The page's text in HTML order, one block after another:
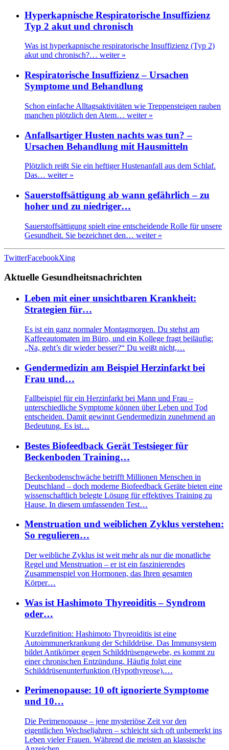
Hyperkapnische Respiratorische Insuffizienz
Typ 2 akut und chronisch
Was ist hyperkapnische respiratorische Insuffizienz (Typ 2)
akut und chronisch?… weiter »
Respiratorische Insuffizienz – Ursachen
Symptome und Behandlung
Schon einfache Alltagsaktivitäten wie Treppensteigen rauben
manchen plötzlich den Atem… weiter »
Anfallsartiger Husten nachts was tun? –
Ursachen Behandlung mit Hausmitteln
Plötzlich reißt Sie ein heftiger Hustenanfall aus dem Schlaf.
Das… weiter »
Sauerstoffsättigung ab wann gefährlich – zu
hoher und zu niedriger…
Sauerstoffsättigung spielt eine entscheidende Rolle für unsere
Gesundheit. Sie bezeichnet den… weiter »
TwitterFacebookXing
Aktuelle Gesundheitsnachrichten
Leben mit einer unsichtbaren Krankheit:
Strategien für…
Es ist ein ganz normaler Montagmorgen. Du stehst am
Kaffeeautomaten im Büro, und ein Kollege fragt beiläufig:
„Na, geht’s dir wieder besser?“ Du weißt nicht,…
Gendermedizin am Beispiel Herzinfarkt bei
Frau und…
Fallbeispiel für ein Herzinfarkt bei Mann und Frau –
unterschiedliche Symptome können über Leben und Tod
entscheiden. Damit gewinnt Gendermedizin zunehmend an
Bedeutung. Es ist…
Bestes Biofeedback Gerät Testsieger für
Beckenboden Training…
Beckenbodenschwäche betrifft Millionen Menschen in
Deutschland – doch moderne Biofeedback Geräte bieten eine
wissenschaftlich belegte Lösung für effektives Training zu
Hause. In diesem umfassenden Test…
Menstruation und weiblichen Zyklus verstehen:
So regulieren…
Der weibliche Zyklus ist weit mehr als nur die monatliche
Regel und Menstruation – er ist ein faszinierendes
Zusammenspiel von Hormonen, das Ihren gesamten
Körper…
Was ist Hashimoto Thyreoiditis – Syndrom
oder…
Kurzdefinition: Hashimoto Thyreoiditis ist eine
Autoimmunerkrankung der Schilddrüse. Das Immunsystem
bildet Antikörper gegen Schilddrüsengewebe, es kommt zu
einer chronischen Entzündung. Häufig folgt eine
Schilddrüsenunterfunktion (Hypothyreose).…
Perimenopause: 10 oft ignorierte Symptome
und 10…
Die Perimenopause – jene mysteriöse Zeit vor den
eigentlichen Wechseljahren – schleicht sich oft unbemerkt ins
Leben vieler Frauen. Während die meisten an klassische